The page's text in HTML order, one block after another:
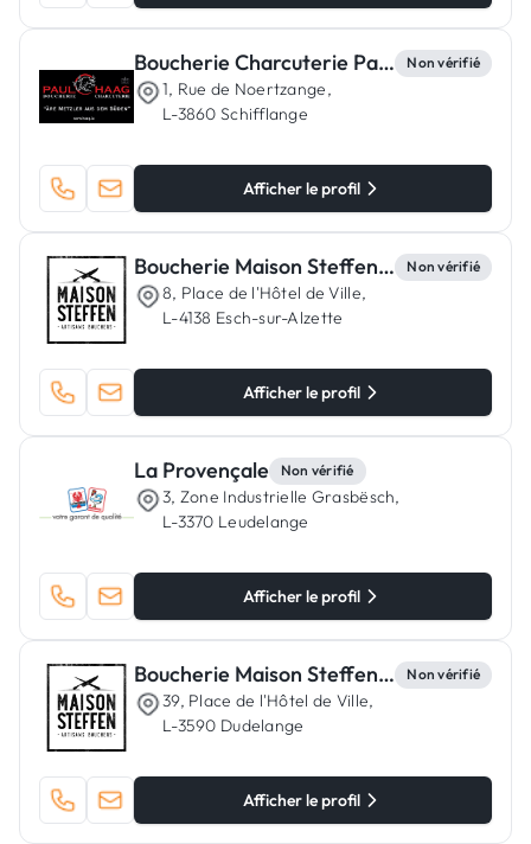
Boucherie Charcuterie Paul Haag Non vérifié
1, Rue de Noertzange,
L-3860 Schifflange
Afficher le profil
Boucherie Maison Steffen Esch-sur-Alzette Non vérifié
8, Place de l'Hôtel de Ville,
L-4138 Esch-sur-Alzette
Afficher le profil
La Provençale Non vérifié
3, Zone Industrielle Grasbësch,
L-3370 Leudelange
Afficher le profil
Boucherie Maison Steffen Dudelange Non vérifié
39, Place de l'Hôtel de Ville,
L-3590 Dudelange
Afficher le profil